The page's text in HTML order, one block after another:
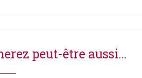
peut-être aussi…